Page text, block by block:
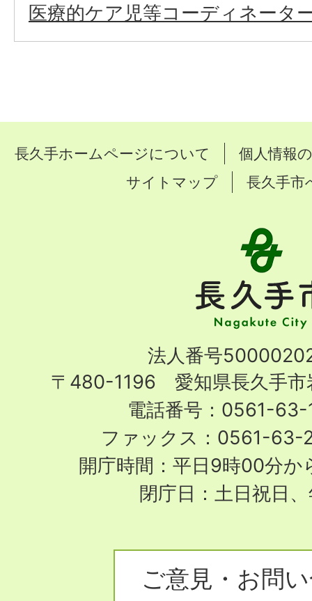
医療的ケア児等コーディネータ
長久手ホームページについて
個人情報
サイトマップ
長久手市
手
市
City
法人番号
〒480-1196 愛知県長久手市
電話番号：0561-63-
ファックス：0561-63-
開庁時間：平日9時00分か
閉庁日：土日祝日
ご意見・お問